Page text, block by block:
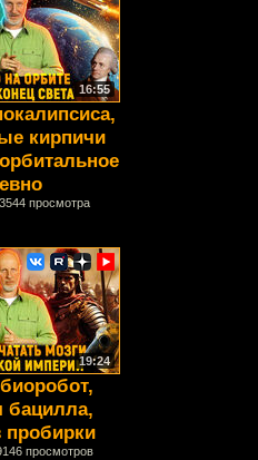
16:55
кирпичи
просмотра
19:24
бацилла,
пробирки
просмотров